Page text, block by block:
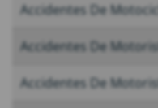
Accidentes De
Accidentes De
Accidentes De